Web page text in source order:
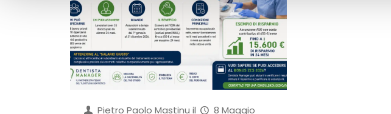
Pietro Paolo Mastinu il
8 Maggio